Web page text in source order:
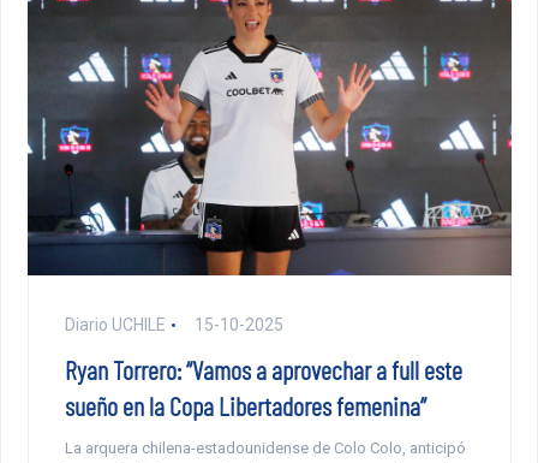
Diario UCHILE 15-10-2025
Ryan Torrero: “Vamos a aprovechar a full este
sueño en la Copa Libertadores femenina”
La arquera chilena-estadounidense de Colo Colo, anticipó